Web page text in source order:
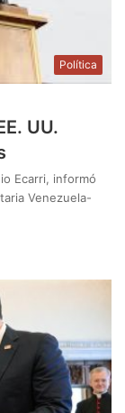
Política
UU.
Ecarri, informó
Venezuela-